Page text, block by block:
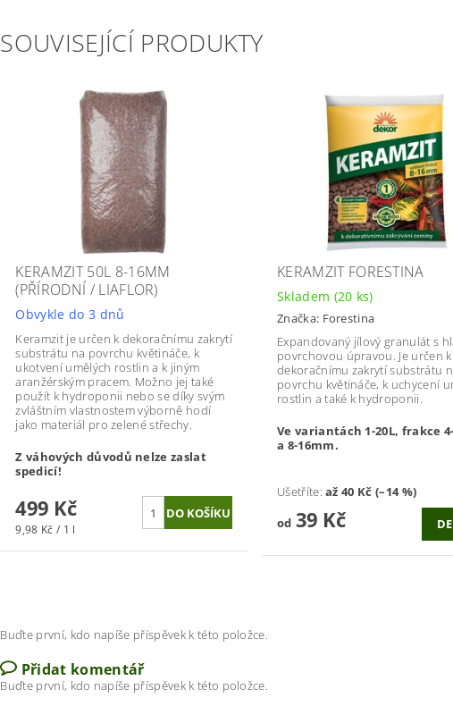
SOUVISEJÍCÍ PRODUKTY
KERAMZIT 50L 8-16MM
(PŘÍRODNÍ / LIAFLOR)
Obvykle do 3 dnů
Keramzit je určen k dekoračnímu zakrytí
substrátu na povrchu květináče, k
ukotvení umělých rostlin a k jiným
aranžérským pracem. Možno jej také
použít k hydroponii nebo se díky svým
zvláštním vlastnostem výborně hodí
jako materiál pro zelené střechy.
Z váhových důvodů nelze zaslat
spedicí!
499 Kč
9,98 Kč / 1 l
KERAMZIT FORESTINA
Skladem (20 ks)
Značka: Forestina
Expandovaný jílový granulát s
povrchovou úpravou. Je určen k
dekoračnímu zakrytí substrátu
povrchu květináče, k uchycení
rostlin a také k hydroponii.
Ve variantách 1-20L, frakce
a 8-16mm.
Ušetříte:až 40 Kč (–14 %)
od39 Kč
Buďte první, kdo napíše příspěvek k této položce.
Přidat komentář
Buďte první, kdo napíše příspěvek k této položce.